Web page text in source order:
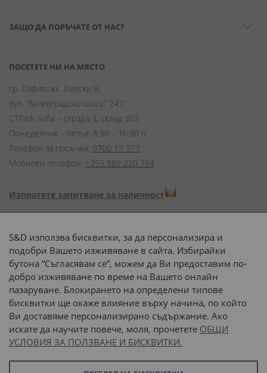
ЗАЩО ДА ПОРЪЧАТЕ ОТ НАС?
ПОСЕТЕТЕ НИ НА МЯСТО
гр. София, жк. Левски В,
бул. “Ботевградско шосе” 247,
CTPark Sofia – сграда 3, склад 303
Понеделник – петък: 8:30 – 16:30 ч.
Телефон за поръчки: 0700 17 377
Мобилен телефон: +359 889 220 764
Изпратете запитване за наличност
Начини на плащане:
Доставка до адрес с:
или
наш транспорт
S&D използва бисквитки, за да персонализира и
подобри Вашето изживяване в сайта. Избирайки
бутона “Съгласявам се”, можем да Ви предоставим по-
добро изживяване по време на Вашето онлайн
пазаруване. Блокирането на определени типове
бисквитки ще окаже влияние върху начина, по който
Ви доставяме персонализирано съдържание. Ако
искате да научите повече, моля, прочетете ОБЩИ
УСЛОВИЯ ЗА ПОЛЗВАНЕ И БИСКВИТКИ.